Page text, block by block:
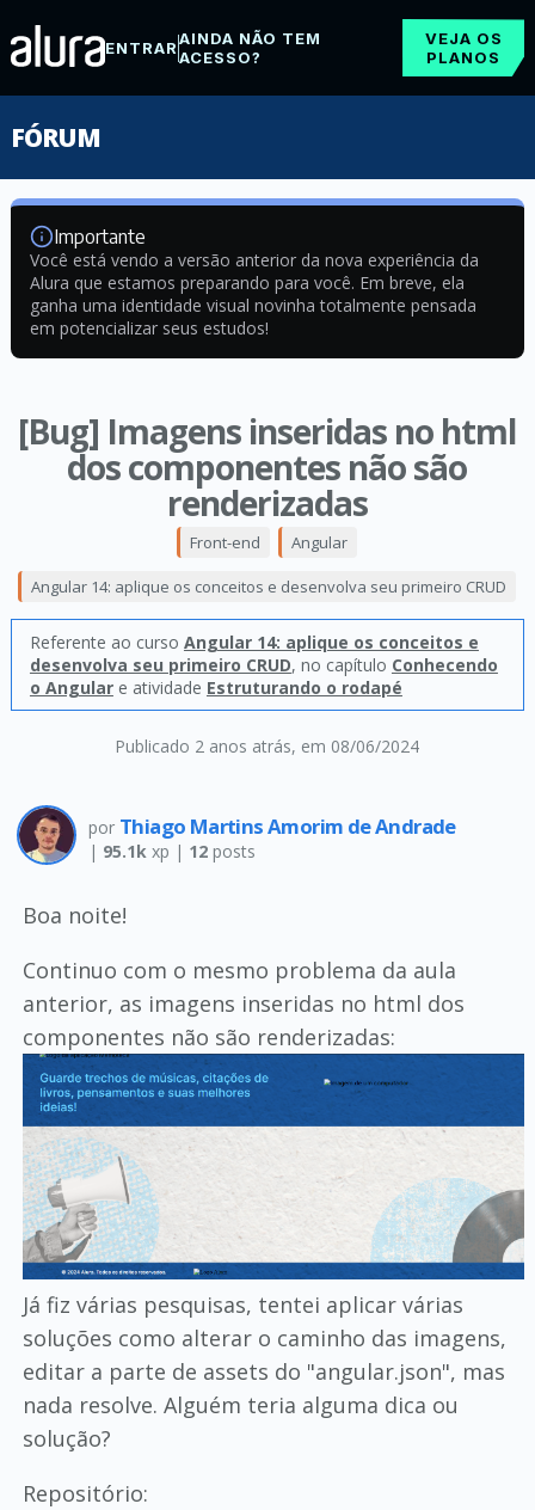
ENTRARAINDA NÃO TEM
ACESSO?
VEJA OS
PLANOS
FÓRUM
Importante
Você está vendo a versão anterior da nova experiência da
Alura que estamos preparando para você. Em breve, ela
ganha uma identidade visual novinha totalmente pensada
em potencializar seus estudos!
[Bug] Imagens inseridas no html
dos componentes não são
renderizadas
Publicado 2 anos atrás, em 08/06/2024
Front-end Angular
Angular 14: aplique os conceitos e desenvolva seu primeiro CRUD
Referente ao curso Angular 14: aplique os conceitos e
desenvolva seu primeiro CRUD, no capítulo Conhecendo
o Angulare atividade Estruturando o rodapé
por Thiago Martins Amorim de Andrade
| 95.1kxp | 12posts
Boa noite!
Continuo com o mesmo problema da aula
anterior, as imagens inseridas no html dos
componentes não são renderizadas:
Já fiz várias pesquisas, tentei aplicar várias
soluções como alterar o caminho das imagens,
editar a parte de assets do "angular.json", mas
nada resolve. Alguém teria alguma dica ou
solução?
Repositório: